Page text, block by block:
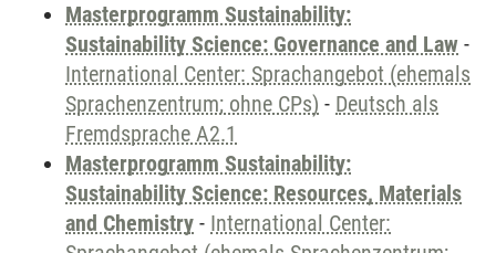
Masterprogramm Sustainability:
Sustainability Science: Governance and Law -
International Center: Sprachangebot (ehemals
Sprachenzentrum; ohne CPs) - Deutsch als
Fremdsprache A2.1
Masterprogramm Sustainability:
Sustainability Science: Resources, Materials
and Chemistry - International Center: